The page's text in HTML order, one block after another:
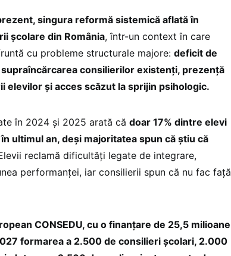
singura reformă sistemică aflată în
școlare din România, într-un context în care
cu probleme structurale majore: deficit de
consilierilor existenți, prezență
elevilor și acces scăzut la sprijin psihologic.
în 2024 și 2025 arată că doar 17% dintre elevi
ultimul an, deși majoritatea spun că știu că
reclamă dificultăți legate de integrare,
performanței, iar consilierii spun că nu fac față
CONSEDU, cu o finanțare de 25,5 milioane
formarea a 2.500 de consilieri școlari, 2.000